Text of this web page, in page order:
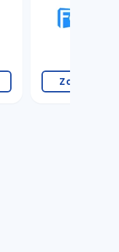
Zapratite